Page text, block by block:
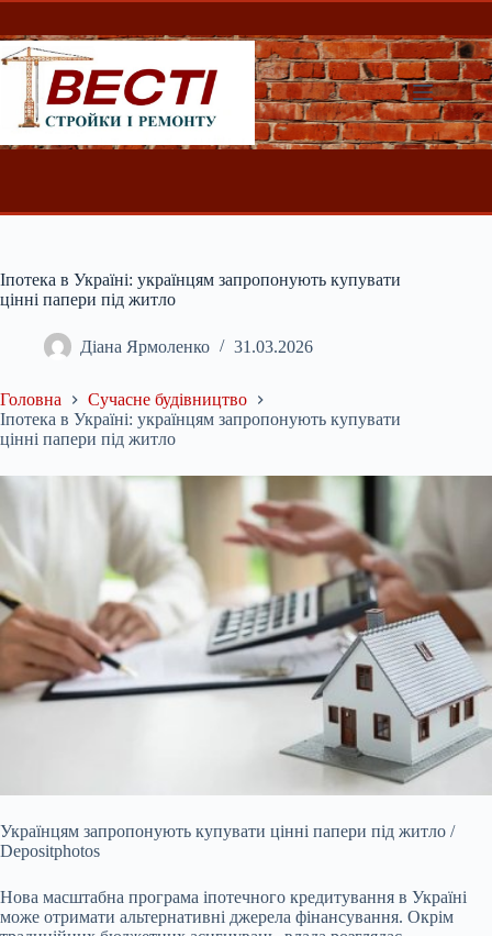
Перейти
вмісту
Іпотека в Україні: українцям запропонують купувати
цінні папери під житло
Діана Ярмоленко 31.03.2026
Головна
Сучасне будівництво
Іпотека в Україні: українцям запропонують купувати
цінні папери під житло
Українцям запропонують купувати цінні папери під житло /
Depositphotos
Нова масштабна програма іпотечного кредитування в Україні
може отримати альтернативні джерела фінансування. Окрім